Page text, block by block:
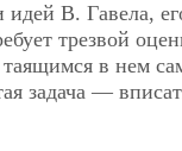
идей В. Гавела,
трезвой
таящимся в нем
задача —